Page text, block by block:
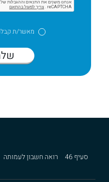
מאשר/ת
סעיף 46 רואה חשבון לעמותה